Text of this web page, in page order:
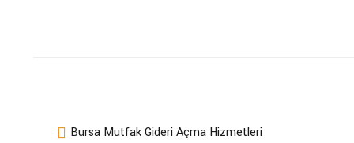
Bursa Mutfak Gideri Açma Hizmetleri